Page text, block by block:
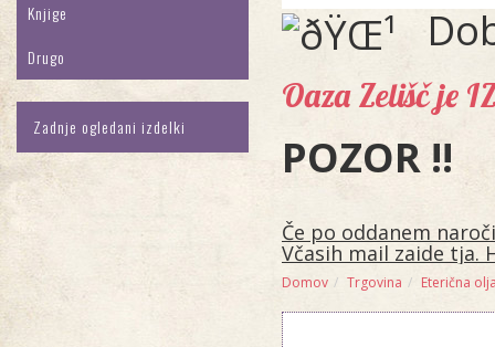
Knjige
Drugo
Zadnje ogledani izdelki
Oaza Zelišč je
POZOR !!
Če po oddanem
Včasih mail zaide tja.
Domov Trgovina Eterična